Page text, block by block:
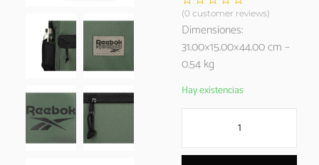
(0 customer reviews)
Dimensiones:
31.00×15.00×44.00 cm –
0.54 kg
Hay existencias